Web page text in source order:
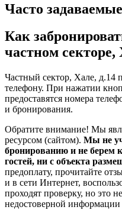
Часто
Как
частном секторе,
Частный сектор, Хале, д.14
телефону. При нажатии
предоставятся номера
и бронирования.
Обратите внимание! Мы
ресурсом (сайтом). Мы не
бронированию и не берем
гостей, ни с объекта
предоплату, прочитайте
и в сети Интернет,
проходят проверку, но это
недостоверной